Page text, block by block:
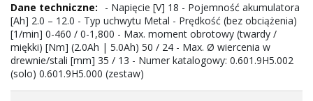
- Napięcie [V] 18 - Pojemność akumulatora
[Ah] 2.0 – 12.0 - Typ uchwytu Metal - Prędkość (bez obciążenia)
[1/min] 0-460 / 0-1,800 - Max. moment obrotowy (twardy /
miękki) [Nm] (2.0Ah | 5.0Ah) 50 / 24 - Max. Ø wiercenia w
drewnie/stali [mm] 35 / 13 - Numer katalogowy: 0.601.9H5.002
(solo) 0.601.9H5.000 (zestaw)